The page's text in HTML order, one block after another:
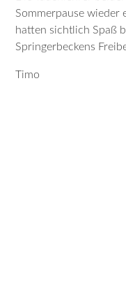
Sommerpause wieder
hatten sichtlich Spaß
Springerbeckens
Timo